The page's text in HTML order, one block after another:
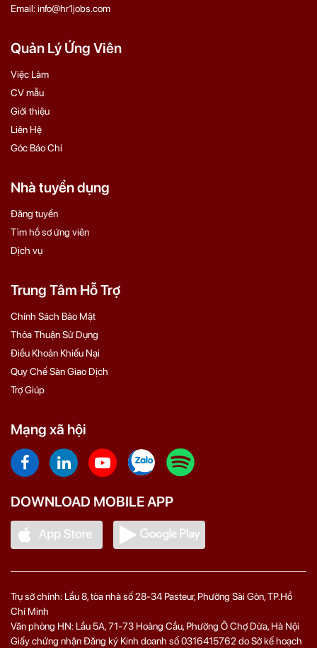
Email: info@hr1jobs.com
Quản Lý Ứng Viên
Việc Làm
CV mẫu
Giới thiệu
Liên Hệ
Góc Báo Chí
Nhà tuyển dụng
Đăng tuyển
Tìm hồ sơ ứng viên
Dịch vụ
Trung Tâm Hỗ Trợ
Chính Sách Bảo Mật
Thỏa Thuận Sử Dụng
Điều Khoản Khiếu Nại
Quy Chế Sàn Giao Dịch
Trợ Giúp
Mạng xã hội
DOWNLOAD MOBILE APP
Trụ sở chính: Lầu 8, tòa nhà số 28-34 Pasteur, Phường Sài Gòn, TP.Hồ
Chí Minh
Văn phòng HN: Lầu 5A, 71‑73 Hoàng Cầu, Phường Ô Chợ Dừa, Hà Nội
Giấy chứng nhận Đăng ký Kinh doanh số 0316415762 do Sở kế hoạch